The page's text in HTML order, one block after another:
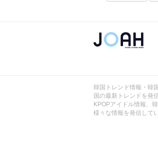
韓国トレンド情報・韓
国の最新トレンドを発
KPOPアイドル情報、
様々な情報を発信して